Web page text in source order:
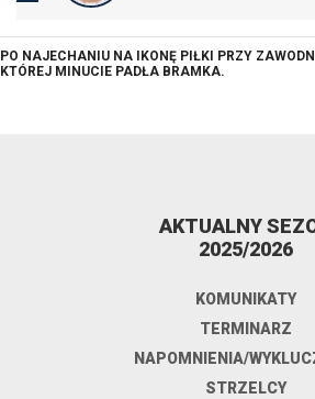
PO NAJECHANIU NA IKONĘ PIŁKI PRZY
KTÓREJ MINUCIE PADŁA BRAMKA.
AKTUALNY
2025/2026
KOMUNIKATY
TERMINARZ
NAPOMNIENIA/
STRZELCY